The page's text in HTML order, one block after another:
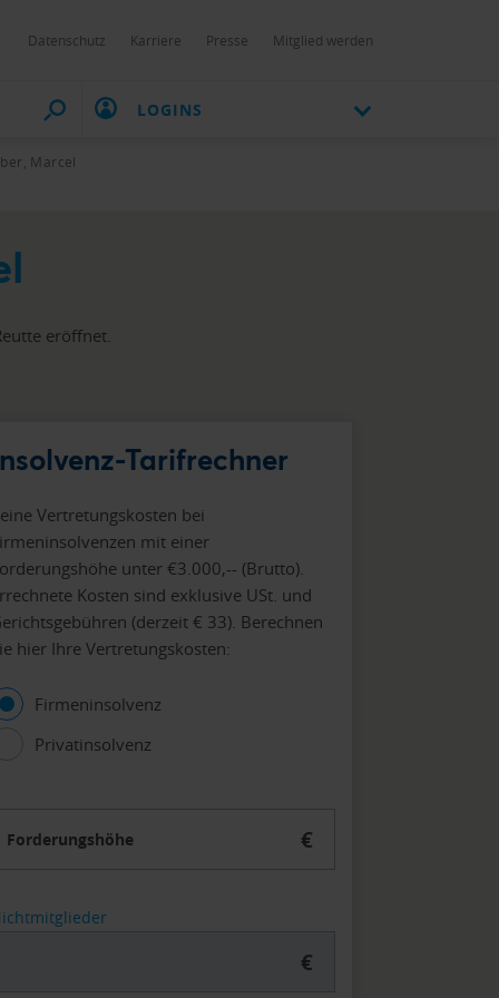
Datenschutz Karriere Presse Mitglied werden
LOGINS
Marcel
eröffnet.
Tarifrechner
Vertretungskosten bei
mit einer
unter €3.000,-- (Brutto).
Kosten sind exklusive USt. und
(derzeit € 33). Berechnen
hier Ihre Vertretungskosten:
Firmeninsolvenz
Privatinsolvenz
Forderungshöhe €
€